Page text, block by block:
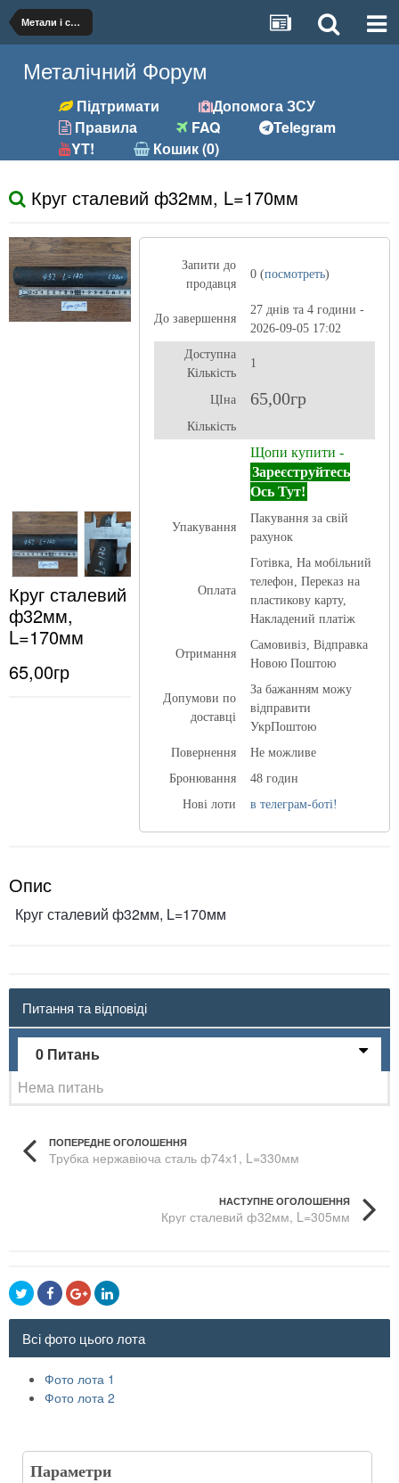
Метали і сплави
Металічний Форум
Підтримати
Допомога ЗСУ
Правила
FAQ
Telegram
YT!
Кошик (0)
Круг сталевий ф32мм, L=170мм
Круг сталевий
ф32мм,
L=170мм
65,00гр
Запити до
продавця
0 (посмотреть)
До завершення
27 днів та 4 години -
2026-09-05 17:02
Доступна
Кількість
1
ЦІна 65,00гр
Кількість
Щопи купити -
Зареєструйтесь
Ось Тут!
Упакування
Пакування за свій
рахунок
Оплата
Готівка, На мобільний
телефон, Переказ на
пластикову карту,
Накладений платіж
Отримання
Самовивіз, Відправка
Новою Поштою
Допумови по
доставці
За бажанням можу
відправити
УкрПоштою
Повернення
Не можливе
Бронювання
48 годин
Нові лоти
в телеграм-боті!
Опис
Круг сталевий ф32мм, L=170мм
Питання та відповіді
0 Питань
Нема питань
ПОПЕРЕДНЕ ОГОЛОШЕННЯ
Трубка нержавіюча сталь ф74х1, L=330мм
НАСТУПНЕ ОГОЛОШЕННЯ
Круг сталевий ф32мм, L=305мм
Всі фото цього лота
Фото лота 1
Фото лота 2
Параметри